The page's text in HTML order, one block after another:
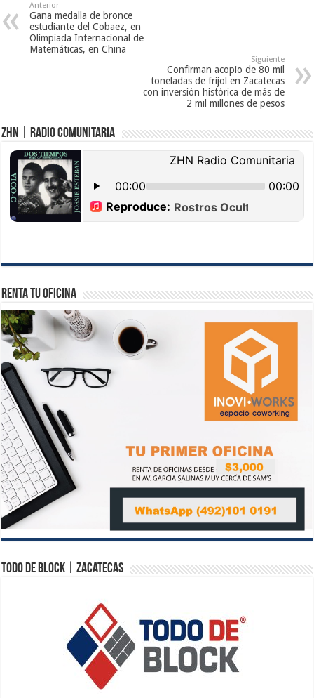
Anterior
Gana medalla de bronce
estudiante del Cobaez, en
Olimpiada Internacional de
Matemáticas, en China
Siguiente
Confirman acopio de 80 mil
toneladas de frijol en Zacatecas
con inversión histórica de más de
2 mil millones de pesos
ZHN | Radio Comunitaria
Renta tu Oficina
Todo de Block | Zacatecas